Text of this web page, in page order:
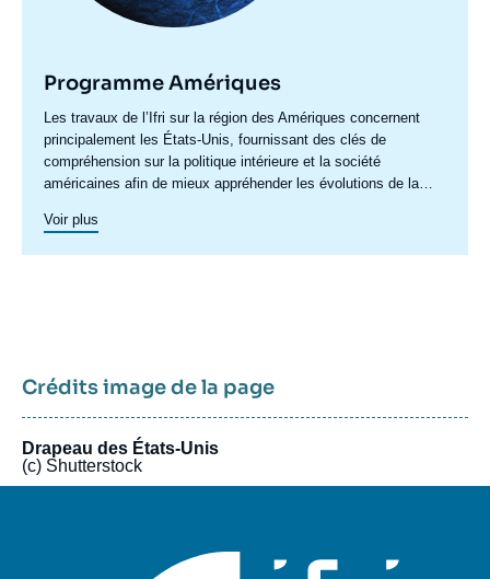
Programme Amériques
Accroche
centre
Les travaux de l’Ifri sur la région des Amériques concernent
principalement les États-Unis, fournissant des clés de
compréhension sur la politique intérieure et la société
américaines afin de mieux appréhender les évolutions de la
transatlantiques et commerciales. Un axe spécifique sur
Voir plus
Crédits image de la page
Drapeau des États-Unis
(c) Shutterstock